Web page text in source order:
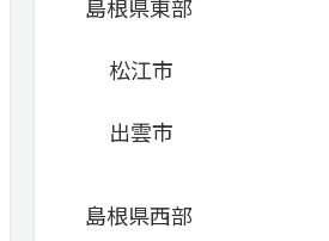
島根県東部
松江市
出雲市
島根県西部